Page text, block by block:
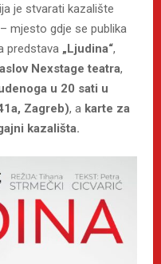
je stvarati kazalište
mjesto gdje se publika
predstava „Ljudina“,
Nexstage teatra,
u 20 sati u
Zagreb), a karte za
kazališta.